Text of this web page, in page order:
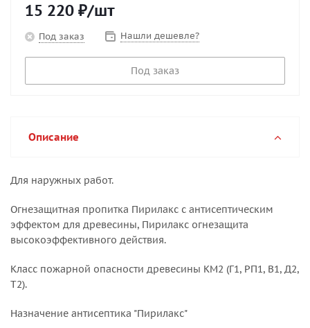
15 220 ₽/шт
Под заказ Нашли дешевле?
Под заказ
Описание
Для наружных работ.
Огнезащитная пропитка Пирилакс с антисептическим
эффектом для древесины, Пирилакс огнезащита
высокоэффективного действия.
Класс пожарной опасности древесины КМ2 (Г1, РП1, В1, Д2,
Т2).
Назначение антисептика "Пирилакс"